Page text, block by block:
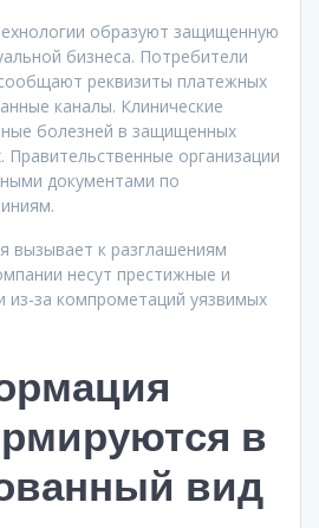
образуют защищенную
бизнеса. Потребители
реквизиты платежных
каналы. Клинические
болезней в защищенных
Правительственные организации
документами по
вызывает к разглашениям
несут престижные и
из-за компрометаций уязвимых
в
вид